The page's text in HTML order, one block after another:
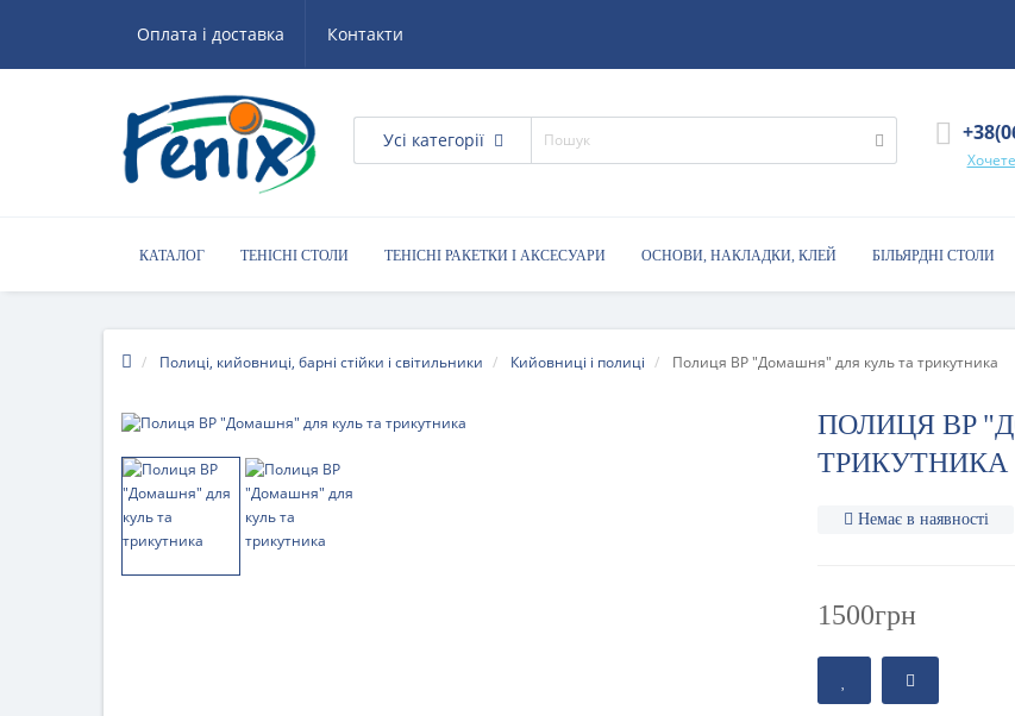
Оплата і доставка Контакти
Усі категорії
КАТАЛОГ ТЕНІСНІ СТОЛИ ТЕНІСНІ РАКЕТКИ І АКСЕСУАРИ ОСНОВИ, НАКЛАДКИ, КЛЕЙ БІЛЬЯРДНІ СТОЛИ
КОРИСНІ ПОРАДИ
Полиці, кийовниці, барні стійки і світильники Кийовниці і полиці Полиця BP "Домашня" для куль та трикутника
ПОЛИЦЯ BP
ТРИКУТНИКА
Немає в наявності
1500грн